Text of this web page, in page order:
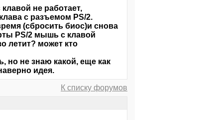
не работает,
с разъемом PS/2.
(сбросить биос)и снова
PS/2 мышь с клавой
летит? может кто
но не знаю какой, еще как
идея.
К списку форумов